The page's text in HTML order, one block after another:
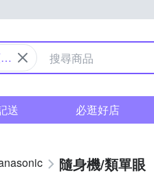
送 必逛好店
隨身機/類單眼